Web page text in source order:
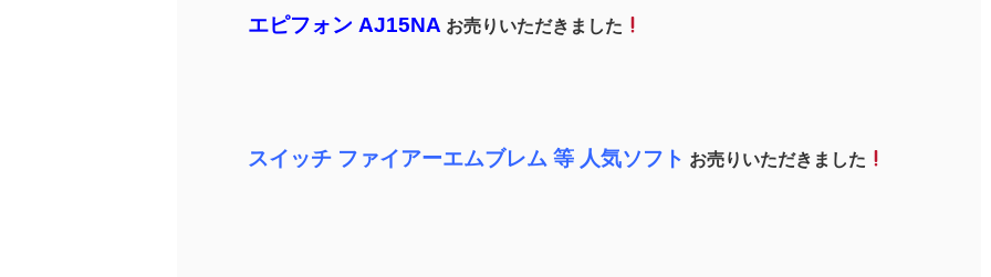
エピフォン AJ15NA お売りいただきました
スイッチ ファイアーエムブレム 等 人気ソフト お売りいただきました